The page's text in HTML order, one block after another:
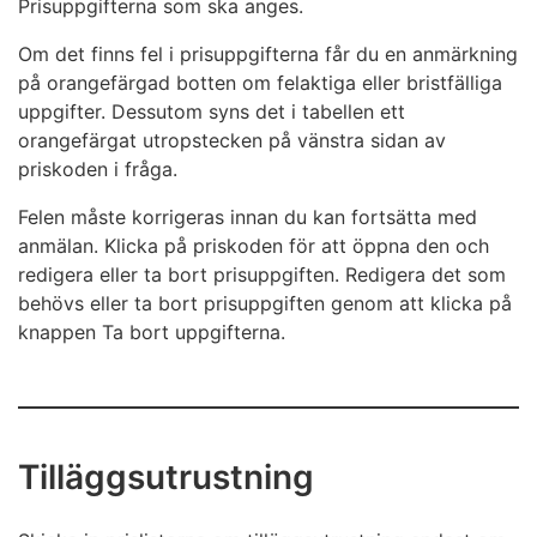
fordonsmodellen med i den prislista som du själv
upprätthåller.
Pris
Ange fordonsmodellens bilskattefria riktminutpris
inklusive moms.
Prisets giltighet
Ange prisets första giltighetsdag. Ange också prisets
sista giltighetsdag om du vet den.
När du har angett de begärda uppgifterna ska du
De prisuppgifter som lagts till syns i tabellen
Klicka på knappen Spara, tabellen laddas upp i
MinSkatt.
När du har lyckats lägga till CSV-filen visas en
anmärkning på grön botten om att Filen har lagts
till.
Du kan ta bort en felaktig fil genom att klicka på
knappen Ta bort filen.
Du kan bara lägga till en bilaga till anmälan.
Fordonets priskod x
Prisuppgifterna som ska anges.
Om det finns fel i prisuppgifterna får du en anmärkning
på orangefärgad botten om felaktiga eller bristfälliga
uppgifter. Dessutom syns det i tabellen ett
orangefärgat utropstecken på vänstra sidan av
priskoden i fråga.
Felen måste korrigeras innan du kan fortsätta med
anmälan. Klicka på priskoden för att öppna den och
redigera eller ta bort prisuppgiften. Redigera det som
behövs eller ta bort prisuppgiften genom att klicka på
knappen Ta bort uppgifterna.
Tilläggsutrustning